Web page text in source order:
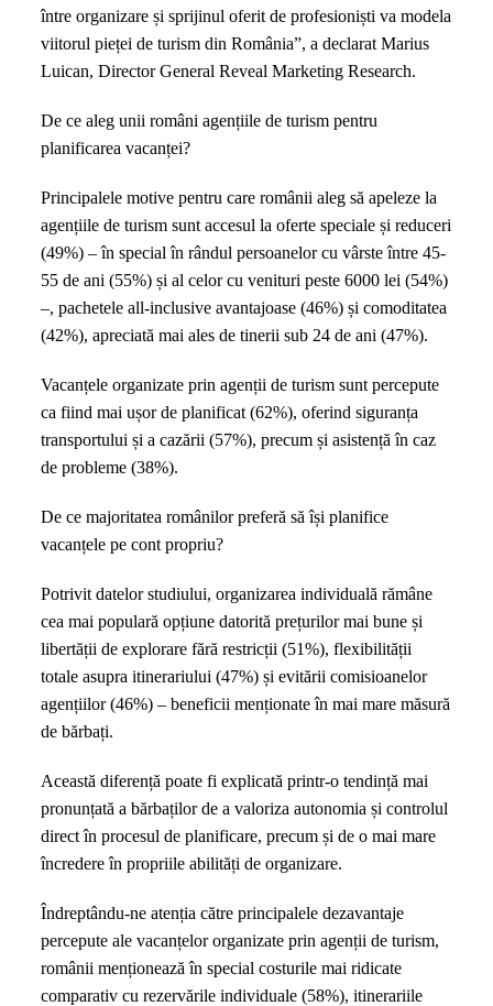
între organizare și sprijinul oferit de profesioniști va modela
viitorul pieței de turism din România”, a declarat Marius
Luican, Director General Reveal Marketing Research.
De ce aleg unii români agențiile de turism pentru
planificarea vacanței?
Principalele motive pentru care românii aleg să apeleze la
agențiile de turism sunt accesul la oferte speciale și reduceri
(49%) – în special în rândul persoanelor cu vârste între 45-
55 de ani (55%) și al celor cu venituri peste 6000 lei (54%)
–, pachetele all-inclusive avantajoase (46%) și comoditatea
(42%), apreciată mai ales de tinerii sub 24 de ani (47%).
Vacanțele organizate prin agenții de turism sunt percepute
ca fiind mai ușor de planificat (62%), oferind siguranța
transportului și a cazării (57%), precum și asistență în caz
de probleme (38%).
De ce majoritatea românilor preferă să își planifice
vacanțele pe cont propriu?
Potrivit datelor studiului, organizarea individuală rămâne
cea mai populară opțiune datorită prețurilor mai bune și
libertății de explorare fără restricții (51%), flexibilității
totale asupra itinerariului (47%) și evitării comisioanelor
agențiilor (46%) – beneficii menționate în mai mare măsură
de bărbați.
Această diferență poate fi explicată printr-o tendință mai
pronunțată a bărbaților de a valoriza autonomia și controlul
direct în procesul de planificare, precum și de o mai mare
încredere în propriile abilități de organizare.
Îndreptându-ne atenția către principalele dezavantaje
percepute ale vacanțelor organizate prin agenții de turism,
românii menționează în special costurile mai ridicate
comparativ cu rezervările individuale (58%), itinerariile